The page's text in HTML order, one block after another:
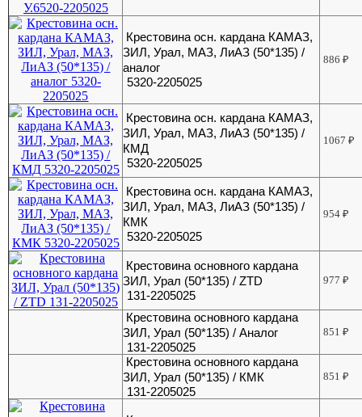
Крестовина осн. кардана КАМАЗ,
ЗИЛ, Урал, МАЗ, ЛиАЗ (50*135) /
аналог
5320-2205025
886₽
Крестовина осн. кардана КАМАЗ,
ЗИЛ, Урал, МАЗ, ЛиАЗ (50*135) /
КМД
5320-2205025
1067₽
Крестовина осн. кардана КАМАЗ,
ЗИЛ, Урал, МАЗ, ЛиАЗ (50*135) /
КМК
5320-2205025
954₽
Крестовина основного кардана
ЗИЛ, Урал (50*135) / ZTD
131-2205025
977₽
Крестовина основного кардана
ЗИЛ, Урал (50*135) / Аналог
131-2205025
851₽
Крестовина основного кардана
ЗИЛ, Урал (50*135) / КМК
131-2205025
851₽